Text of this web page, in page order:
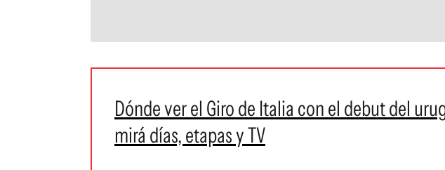
Dónde ver el Giro de Italia con el debut del
mirá días, etapas y TV